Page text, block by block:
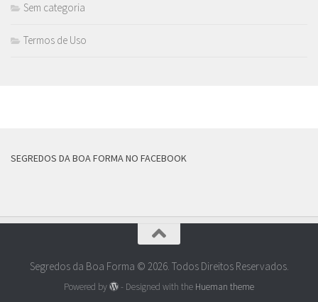
Sem categoria
Termos de Uso
SEGREDOS DA BOA FORMA NO FACEBOOK
Segredos da Boa Forma © 2026. Todos Direitos Reservados.
Powered by - Designed with the Hueman theme